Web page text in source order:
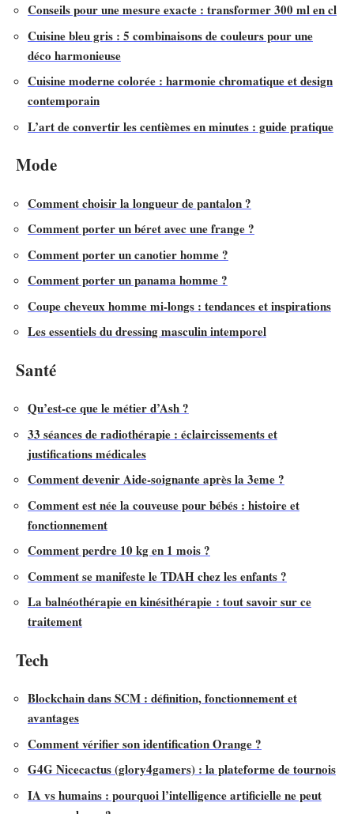
Conseils pour une mesure exacte : transformer 300 ml en cl
Cuisine bleu gris : 5 combinaisons de couleurs pour une
déco harmonieuse
Cuisine moderne colorée : harmonie chromatique et design
contemporain
L’art de convertir les centièmes en minutes : guide pratique
Mode
Comment choisir la longueur de pantalon ?
Comment porter un béret avec une frange ?
Comment porter un canotier homme ?
Comment porter un panama homme ?
Coupe cheveux homme mi-longs : tendances et inspirations
Les essentiels du dressing masculin intemporel
Santé
Qu’est-ce que le métier d’Ash ?
33 séances de radiothérapie : éclaircissements et
justifications médicales
Comment devenir Aide-soignante après la 3eme ?
Comment est née la couveuse pour bébés : histoire et
fonctionnement
Comment perdre 10 kg en 1 mois ?
Comment se manifeste le TDAH chez les enfants ?
La balnéothérapie en kinésithérapie : tout savoir sur ce
traitement
Tech
Blockchain dans SCM : définition, fonctionnement et
avantages
Comment vérifier son identification Orange ?
G4G Nicecactus (glory4gamers) : la plateforme de tournois
IA vs humains : pourquoi l’intelligence artificielle ne peut